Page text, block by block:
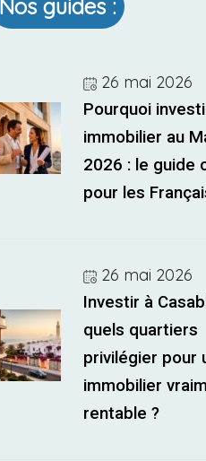
Nos guides :
26 mai 2026
Pourquoi
immobilier au
2026 : le guide
pour les
26 mai 2026
Investir à
quels quartiers
privilégier pour
immobilier
rentable ?